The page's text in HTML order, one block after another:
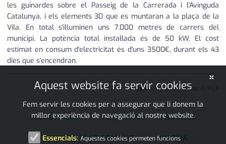
les guinardes sobre el Passeig de la Carrerada i l'Avinguda
Catalunya, i els elements 3D que es muntaran a la plaça de la
Vila. En total s'il·luminen uns 7.000 metres de carrers del
municipi. La potència total instal·lada és de 50 kW. El cost
estimat en consum d'electricitat és d'uns 3500€, durant els 43
dies que s'encendran.
JMP 24•11•2023|Font:
LLUMS NADAL ACTIVITATS NOTÍCIES
PALAU-SOLITÀ I PLEGAMANS L'ALZINA
×
Aquest website fa servir cookies
Fem servir les cookies per a assegurar que li donem la
millor experiència de navegació al nostre website.
Essencials: Aquestes cookies permeten funcions